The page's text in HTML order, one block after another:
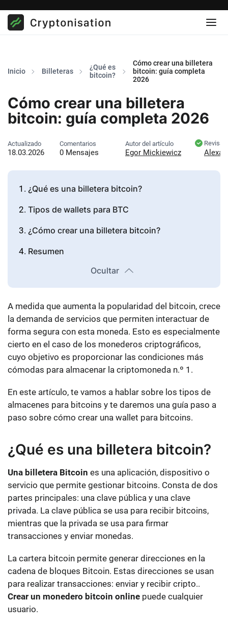
Inicio Billeteras
¿Qué es
bitcoin?
Cómo crear una billetera
bitcoin: guía completa
2026
Cómo crear una billetera
bitcoin: guía completa 2026
Actualizado
18.03.2026
Comentarios
0 Mensajes
Autor del artículo
Egor Mickiewicz
¿Qué es una billetera bitcoin?
Tipos de wallets para BTC
¿Cómo crear una billetera bitcoin?
Resumen
Ocultar
A medida que aumenta la popularidad del bitcoin, crece
la demanda de servicios que permiten interactuar de
forma segura con esta moneda. Esto es especialmente
cierto en el caso de los monederos criptográficos,
cuyo objetivo es proporcionar las condiciones más
cómodas para almacenar la criptomoneda n.º 1.
En este artículo, te vamos a hablar sobre los tipos de
almacenes para bitcoins y te daremos una guía paso a
paso sobre cómo crear una wallet para bitcoins.
¿Qué es una billetera bitcoin?
Una billetera Bitcoin es una aplicación, dispositivo o
servicio que permite gestionar bitcoins. Consta de dos
partes principales: una clave pública y una clave
privada. La clave pública se usa para recibir bitcoins,
mientras que la privada se usa para firmar
transacciones y enviar monedas.
La cartera bitcoin permite generar direcciones en la
cadena de bloques Bitcoin. Estas direcciones se usan
para realizar transacciones: enviar y recibir cripto..
Crear un monedero bitcoin online puede cualquier
usuario.